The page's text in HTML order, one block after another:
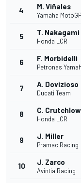
4 M. Viñales
Yamaha
5 T. Nakagami
Honda LCR
6 F. Morbidelli
Petronas
7 A. Dovizioso
Ducati Team
8 C. Crutchlow
Honda LCR
9 J. Miller
Pramac Racing
10 J. Zarco
Avintia Racing